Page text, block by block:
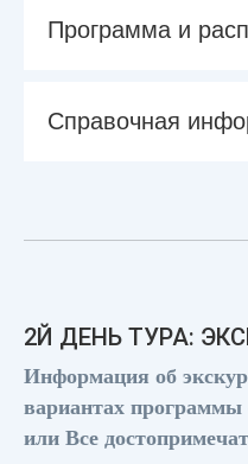
Программа и
Справочная
2Й ДЕНЬ ТУРА:
Информация об
вариантах программы
или Все